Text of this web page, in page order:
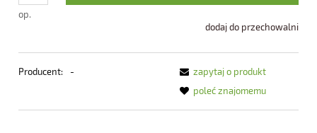
op.
dodaj do przechowalni
Producent: -
zapytaj o produkt
poleć znajomemu